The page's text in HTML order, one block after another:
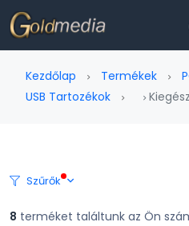
Kezdőlap Termékek
USB Tartozékok
Szűrők
8 terméket találtunk az Ön